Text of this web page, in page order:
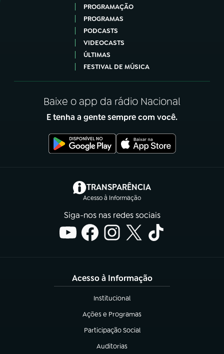
PROGRAMAÇÃO
PROGRAMAS
PODCASTS
VIDEOCASTS
ÚLTIMAS
FESTIVAL DE MÚSICA
Baixe o app da rádio Nacional
E tenha a gente sempre com você.
TRANSPARÊNCIA
Acesso à Informação
(abre em nova aba)
Siga-nos nas redes sociais
Acesso à Informação
Institucional
(abre em nova aba)
Ações e Programas
(abre em nova aba)
Participação Social
(abre em nova aba)
Auditorias
(abre em nova aba)